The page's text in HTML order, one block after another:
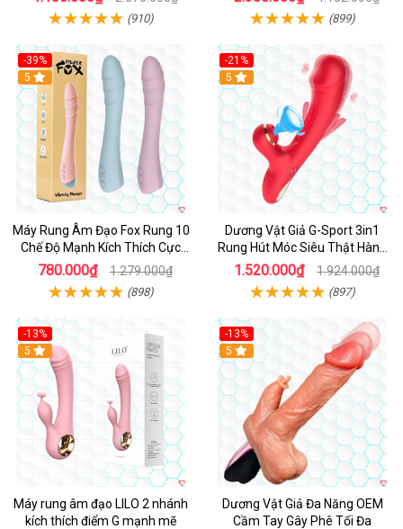
(910) (899)
-39%
Hot
5
Máy Rung Âm Đạo Fox Rung 10
Chế Độ Mạnh Kích Thích Cực
Sướng
780.000₫ 1.279.000₫
(898)
-21%
Hot
5
Dương Vật Giả G-Sport 3in1
Rung Hút Móc Siêu Thật Hàng
Hot
1.520.000₫ 1.924.000₫
(897)
-13%
Hot
5
Máy rung âm đạo LILO 2 nhánh
kích thích điểm G mạnh mẽ
-13%
Hot
5
Dương Vật Giả Đa Năng OEM
Cầm Tay Gây Phê Tối Đa